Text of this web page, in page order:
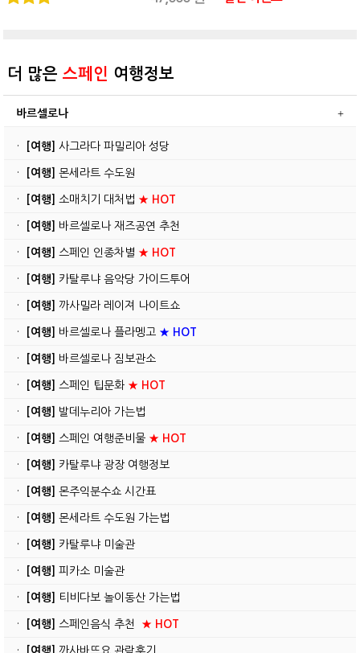
더 많은 스페인 여행정보
바르셀로나
· [여행] 사그라다 파밀리아 성당
· [여행] 몬세라트 수도원
· [여행] 소매치기 대처법 ★ HOT
· [여행] 바르셀로나 재즈공연 추천
· [여행] 스페인 인종차별 ★ HOT
· [여행] 카탈루냐 음악당 가이드투어
· [여행] 까사밀라 레이져 나이트쇼
· [여행] 바르셀로나 플라멩고 ★ HOT
· [여행] 바르셀로나 짐보관소
· [여행] 스페인 팁문화 ★ HOT
· [여행] 발데누리아 가는법
· [여행] 스페인 여행준비물 ★ HOT
· [여행] 카탈루냐 광장 여행정보
· [여행] 몬주익분수쇼 시간표
· [여행] 몬세라트 수도원 가는법
· [여행] 카탈루냐 미술관
· [여행] 피카소 미술관
· [여행] 티비다보 놀이동산 가는법
· [여행] 스페인음식 추천 ★ HOT
· [여행] 까사바뜨요 관람후기